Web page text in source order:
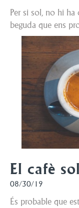
Per si sol, no hi ha
beguda que ens
El cafè sol
08/30/19
És probable que